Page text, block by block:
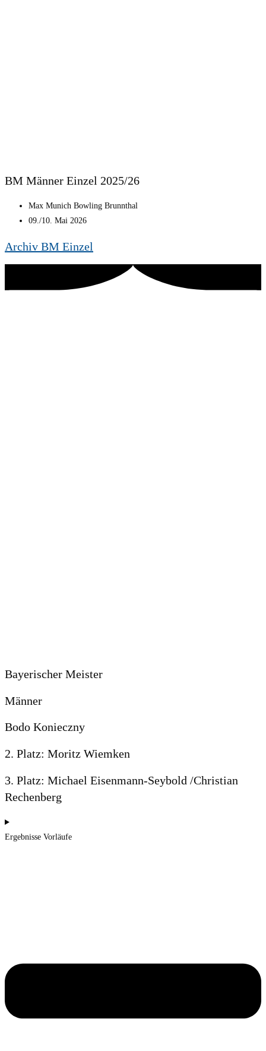
BM Männer Einzel 2025/26
Max Munich Bowling Brunnthal
09./10. Mai 2026
Archiv BM Einzel
Bayerischer Meister
Männer
Bodo Konieczny
2. Platz: Moritz Wiemken
3. Platz: Michael Eisenmann-Seybold /Christian
Rechenberg
Ergebnisse Vorläufe